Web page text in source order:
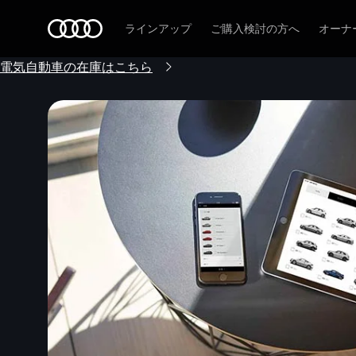
ラインアップ ご購入検討の方へ オーナ
電気自動車の在庫はこちら